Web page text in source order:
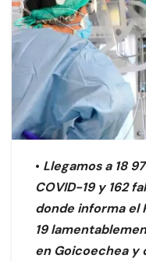
• Llegamos a 18
COVID-19 y 162
donde informa el
19
en Goicoechea y